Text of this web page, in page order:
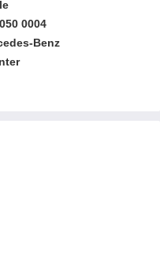
0004
Benz